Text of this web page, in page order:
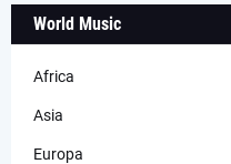
World Music
Africa
Asia
Europa